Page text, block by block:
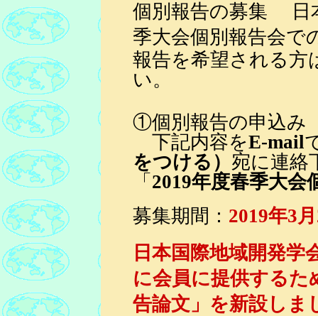
個別報告の募集 日
季大会個別報告会で
報告を希望される方
い。
①個別報告の申込み
下記内容をE-mail
をつける） 宛に連絡
「 2019年度春季大会
募集期間： 2019年3
日本国際地域開発学
に会員に提供するた
告論文」を新設しま